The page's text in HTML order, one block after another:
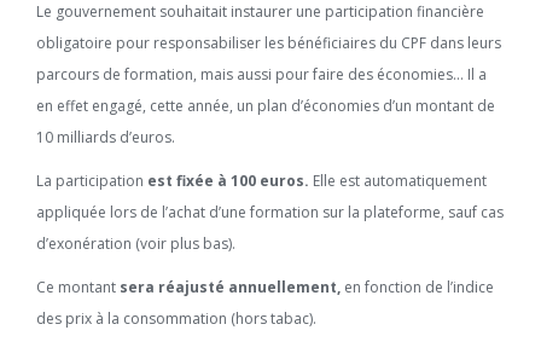
Le gouvernement souhaitait instaurer une participation financière
obligatoire pour responsabiliser les bénéficiaires du CPF dans leurs
parcours de formation, mais aussi pour faire des économies… Il a
en effet engagé, cette année, un plan d’économies d’un montant de
10 milliards d’euros.
La participation est fixée à 100 euros. Elle est automatiquement
appliquée lors de l’achat d’une formation sur la plateforme, sauf cas
d’exonération (voir plus bas).
Ce montant sera réajusté annuellement, en fonction de l’indice
des prix à la consommation (hors tabac).